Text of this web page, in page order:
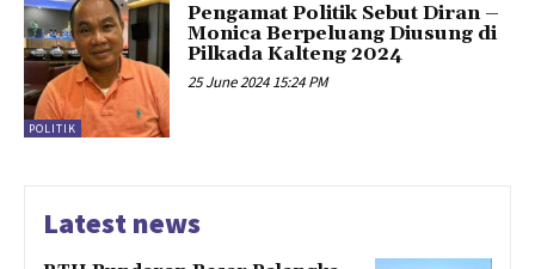
POLITIK
Pengamat Politik Sebut Diran –
Monica Berpeluang Diusung di
Pilkada Kalteng 2024
25 June 2024 15:24 PM
Latest news